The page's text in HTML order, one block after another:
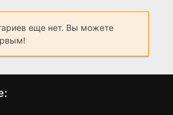
еще нет. Вы можете